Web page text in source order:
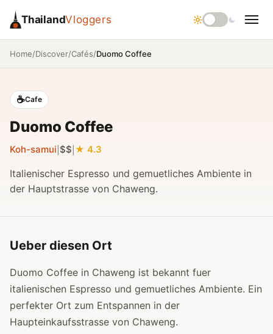
ThailandVloggers
Home/Discover/Cafés/Duomo Coffee
☕Cafe
Duomo Coffee
Koh-samui $$ 4.3
Italienischer Espresso und gemuetliches Ambiente in
der Hauptstrasse von Chaweng.
Ueber diesen Ort
Duomo Coffee in Chaweng ist bekannt fuer
italienischen Espresso und gemuetliches Ambiente. Ein
perfekter Ort zum Entspannen in der
Haupteinkaufsstrasse von Chaweng.